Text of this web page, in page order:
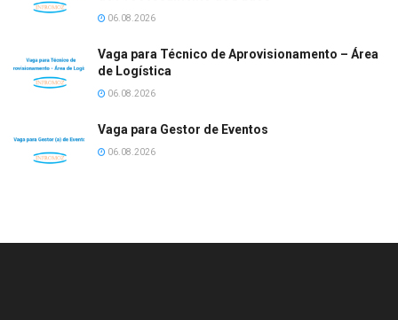
06.08.2026
Vaga para Técnico de Aprovisionamento – Área
de Logística
06.08.2026
Vaga para Gestor de Eventos
06.08.2026